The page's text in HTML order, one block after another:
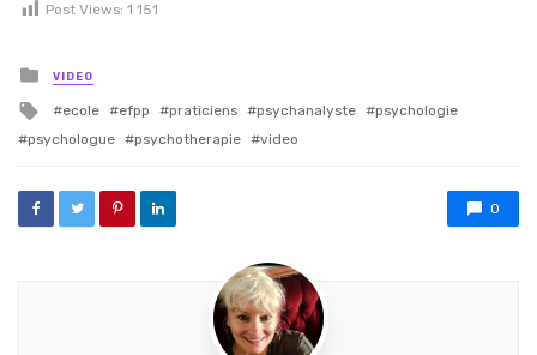
Post Views: 1 151
Posted in
VIDEO
Tagged with
ecole efpp praticiens psychanalyste
psychologie
psychologue
psychotherapie video
0